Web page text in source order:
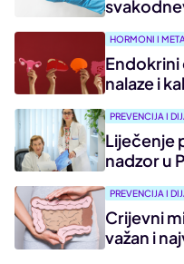
HORMONI I
Endokrini
nalaze i
PREVENCIJA I
Liječenje
nadzor u
PREVENCIJA I
Crijevni
važan i